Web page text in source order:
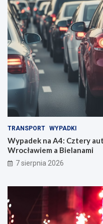
TRANSPORT WYPADKI
Wypadek na A4: Cztery
Wrocławiem a Bielanami
7 sierpnia 2026